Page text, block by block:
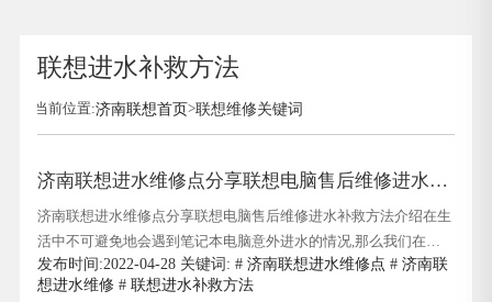
联想进水补救方法
当前位置:济南联想首页>联想维修关键词
济南联想进水维修点分享联想电脑售后维修进水补
救方法介绍
济南联想进水维修点分享联想电脑售后维修进水补救方法介绍在生
活中不可避免地会遇到笔记本电脑意外进水的情况,那么我们在电
脑进水后应该做什么呢?济南联想电脑售后维修.济南联想进水维修
点分享联想电脑售后维修进水补救方法介绍济南联想电脑售后维修
发布时间:2022-04-28 关键词: #济南联想进水维修点 #济南联
想进水维修 #联想进水补救方法